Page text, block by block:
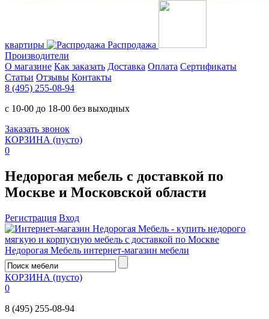
квартиры
Распродажа
Производители
О магазине Как заказать Доставка Оплата Сертификаты
Статьи Отзывы Контакты
8 (495) 255-08-94
с 10-00 до 18-00 без выходных
Заказать звонок
КОРЗИНА (пусто)
0
Недорогая мебель с доставкой по
Москве и Московской области
Регистрация Вход
Недорогая Мебель интернет-магазин мебели
КОРЗИНА (пусто)
0
8 (495) 255-08-94